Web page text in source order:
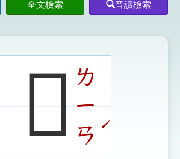
搜
示
搜
鍵
圖
全文檢索 音讀檢索
𦕱ㄌ
ㄧ
ㄢ
ˊ